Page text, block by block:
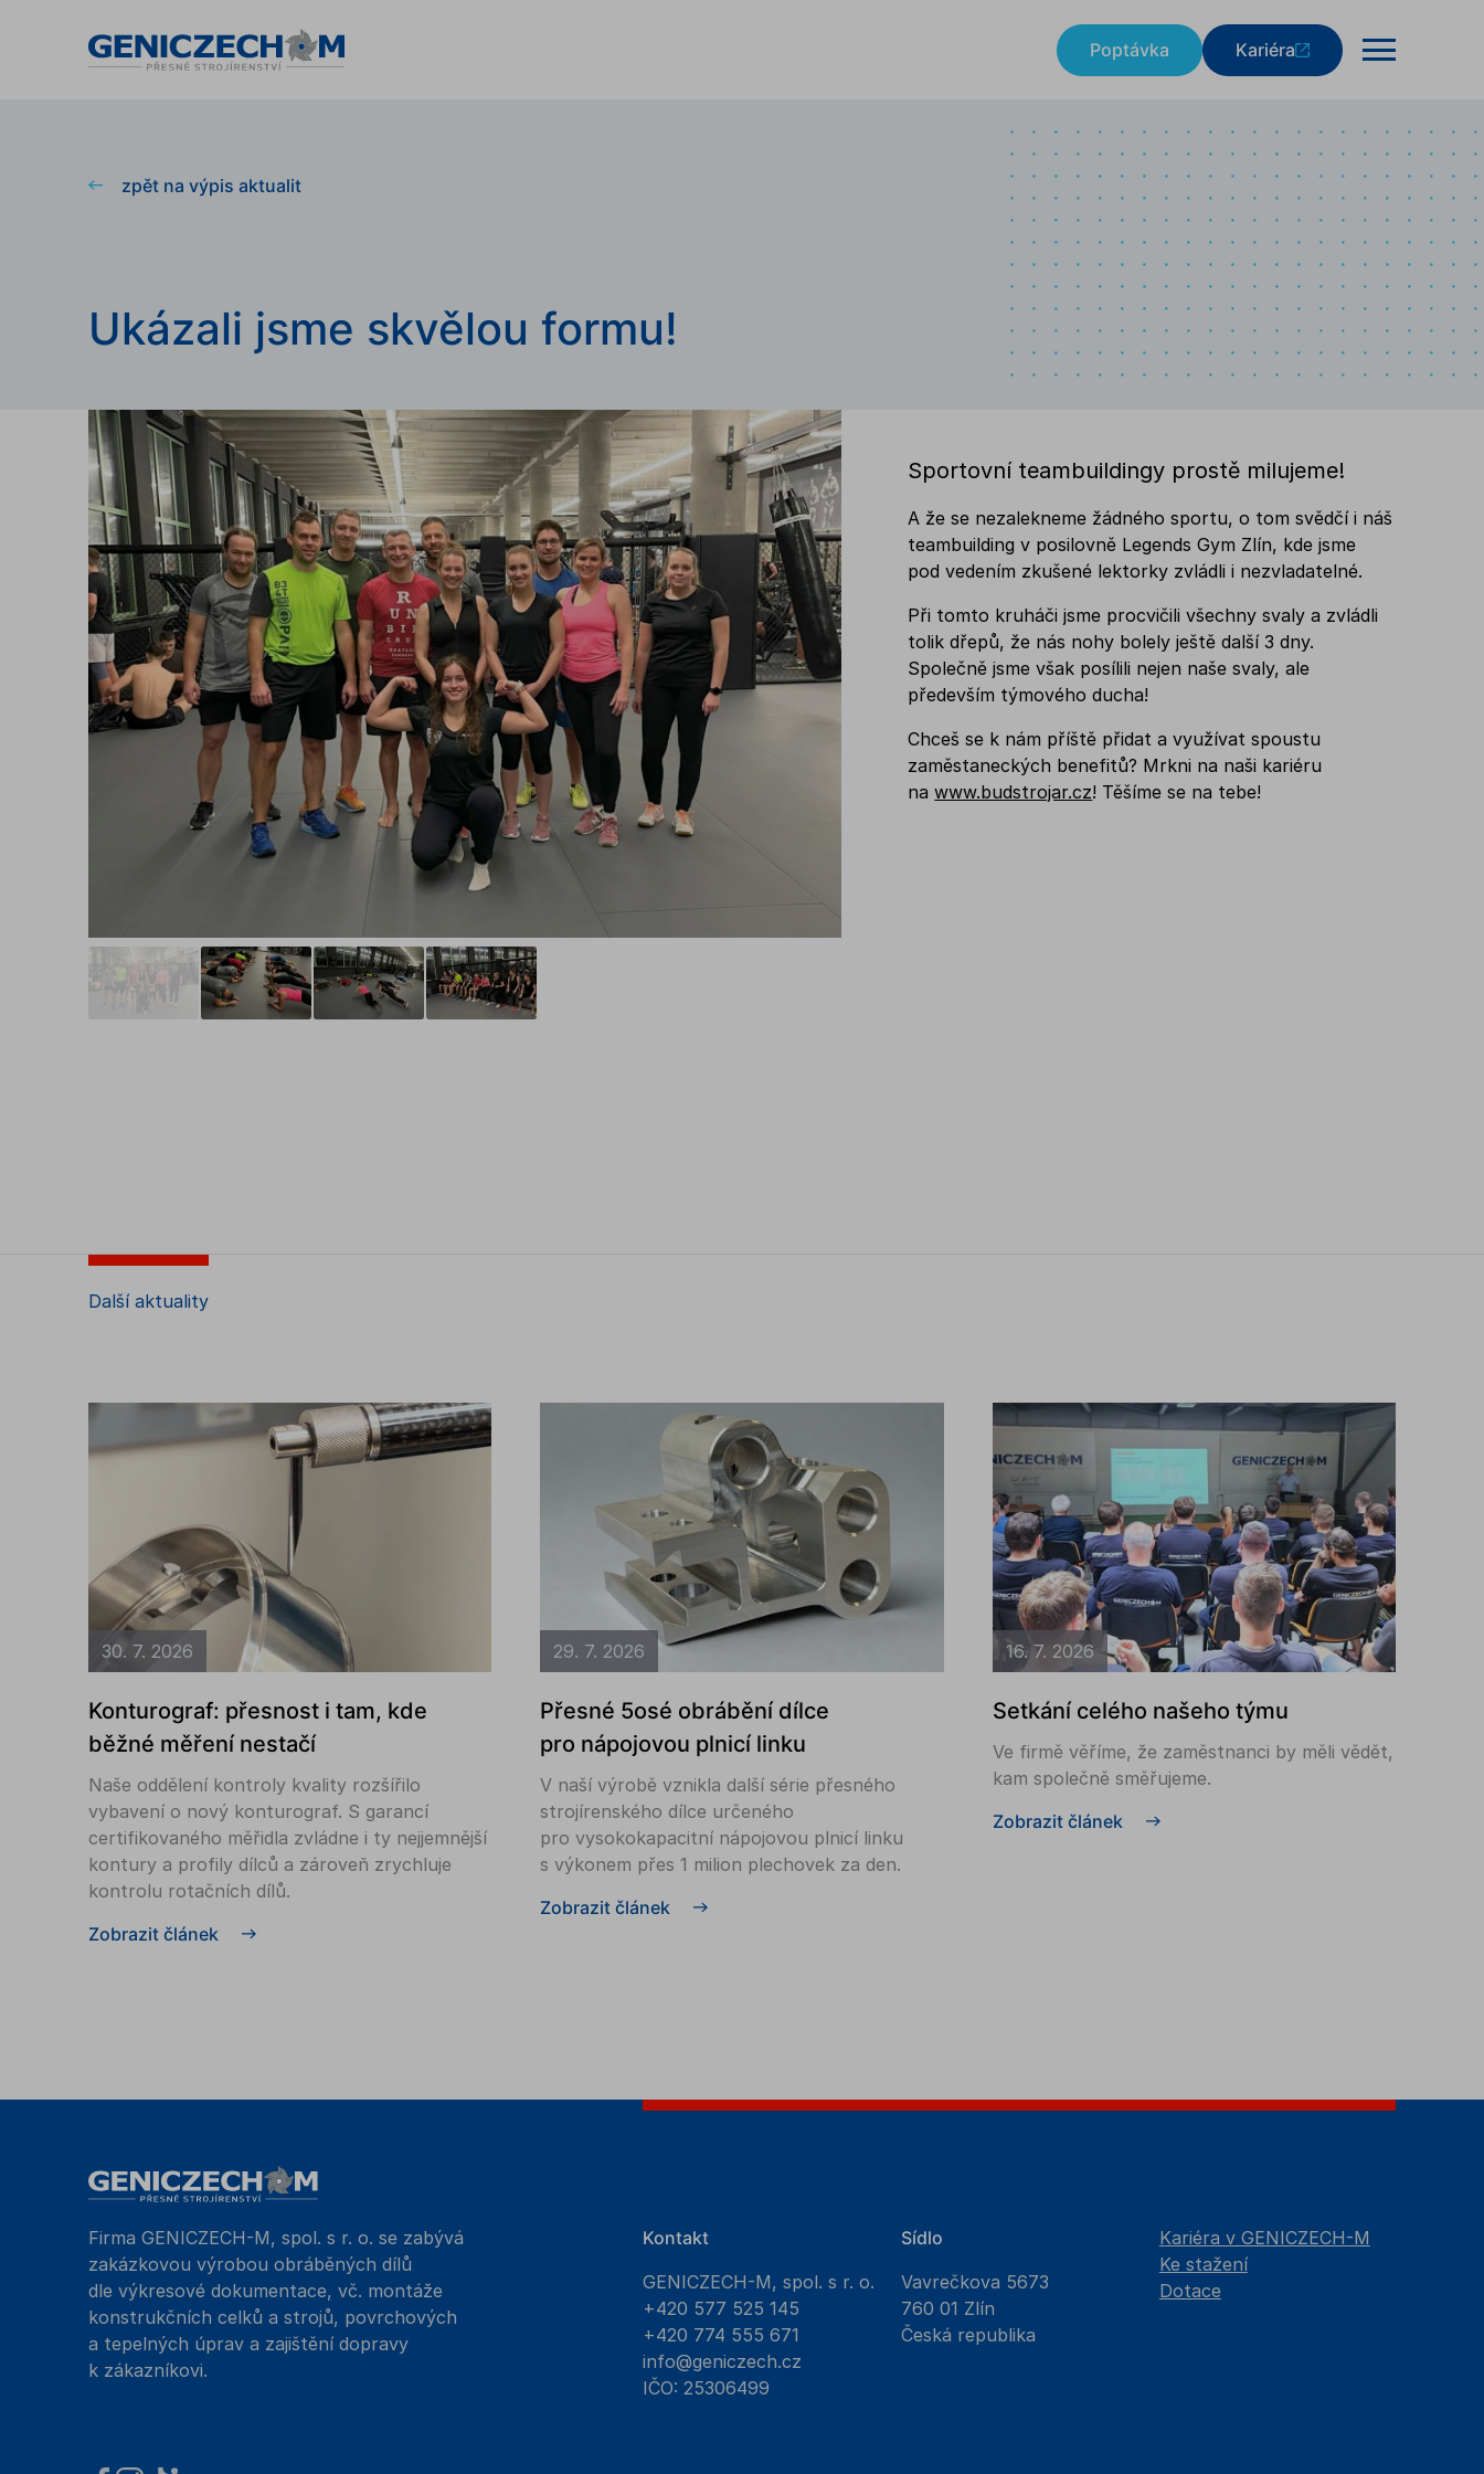
Poptávka Kariéra
zpět na výpis aktualit
Ukázali jsme skvělou formu!
Sportovní teambuildingy prostě milujeme!
A že se nezalekneme žádného sportu, o tom svědčí i náš
teambuilding v posilovně Legends Gym Zlín, kde jsme
pod vedením zkušené lektorky zvládli i nezvladatelné.
Při tomto kruháči jsme procvičili všechny svaly a zvládli
tolik dřepů, že nás nohy bolely ještě další 3 dny.
Společně jsme však posílili nejen naše svaly, ale
především týmového ducha!
Chceš se k nám příště přidat a využívat spoustu
zaměstaneckých benefitů? Mrkni na naši kariéru
nawww.budstrojar.cz! Těšíme se na tebe!
Další aktuality
30. 7. 2026
Konturograf: přesnost i tam, kde
běžné měření nestačí
Naše oddělení kontroly kvality rozšířilo
vybavení o nový konturograf. S garancí
certifikovaného měřidla zvládne i ty nejjemnější
kontury a profily dílců a zároveň zrychluje
kontrolu rotačních dílů.
Zobrazit článek
29. 7. 2026
Přesné 5osé obrábění dílce
pro nápojovou plnicí linku
V naší výrobě vznikla další série přesného
strojírenského dílce určeného
pro vysokokapacitní nápojovou plnicí linku
s výkonem přes 1 milion plechovek za den.
Zobrazit článek
16. 7. 2026
Setkání celého našeho týmu
Ve firmě věříme, že zaměstnanci by měli vědět,
kam společně směřujeme.
Zobrazit článek
Firma GENICZECH-M, spol. s r. o. se zabývá
zakázkovou výrobou obráběných dílů
dle výkresové dokumentace, vč. montáže
konstrukčních celků a strojů, povrchových
a tepelných úprav a zajištění dopravy
k zákazníkovi.
Kontakt
GENICZECH-M, spol. s r. o.
+420 577 525 145
+420 774 555 671
info@geniczech.cz
IČO: 25306499
Sídlo
Vavrečkova 5673
760 01 Zlín
Česká republika
Kariéra v GENICZECH-M
Ke stažení
Dotace